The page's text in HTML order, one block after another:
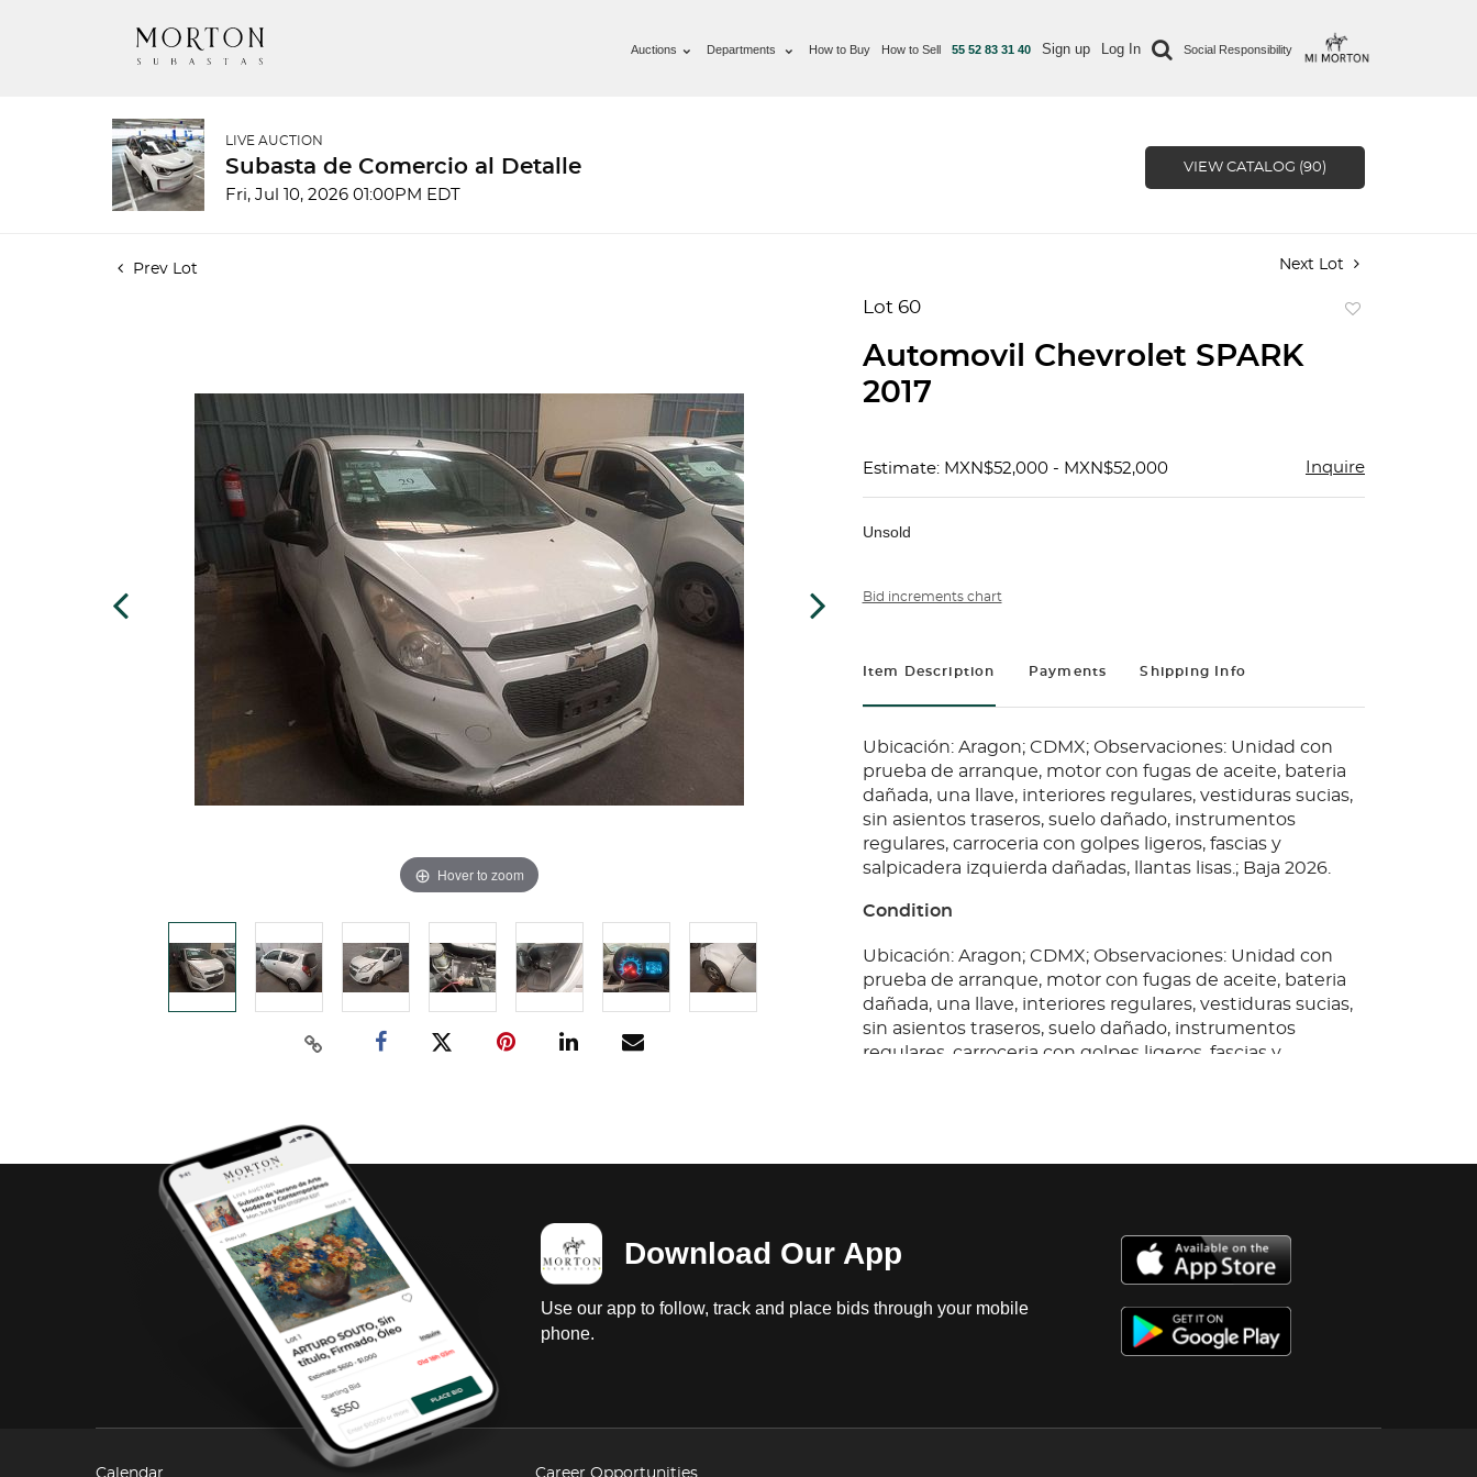
Auctions Departments How to Buy How to Sell 55 52 83 31 40 Sign up Log In Social Responsibility
LIVE AUCTION
Subasta de Comercio al Detalle
Fri, Jul 10, 2026 01:00PM EDT
VIEW CATALOG (90)
Prev Lot Next Lot
Hover to zoom
Lot 60
Automovil Chevrolet SPARK
2017
Estimate: MXN$52,000 - MXN$52,000 Inquire
Unsold
Bid increments chart
Item Description Payments Shipping Info
Ubicación: Aragon; CDMX; Observaciones: Unidad con
prueba de arranque, motor con fugas de aceite, bateria
dañada, una llave, interiores regulares, vestiduras sucias,
sin asientos traseros, suelo dañado, instrumentos
regulares, carroceria con golpes ligeros, fascias y
salpicadera izquierda dañadas, llantas lisas.; Baja 2026.
Condition
Ubicación: Aragon; CDMX; Observaciones: Unidad con
prueba de arranque, motor con fugas de aceite, bateria
dañada, una llave, interiores regulares, vestiduras sucias,
sin asientos traseros, suelo dañado, instrumentos
regulares, carroceria con golpes ligeros, fascias y
Download Our App
Use our app to follow, track and place bids through your mobile
phone.
Calendar Career Opportunities